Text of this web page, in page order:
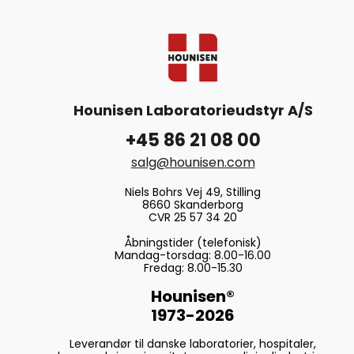
Hounisen Laboratorieudstyr A/S
+45 86 21 08 00
salg@hounisen.com
Niels Bohrs Vej 49, Stilling
8660 Skanderborg
CVR 25 57 34 20
Åbningstider (telefonisk)
Mandag-torsdag: 8.00-16.00
Fredag: 8.00-15.30
Hounisen®
1973-2026
Leverandør til danske laboratorier, hospitaler,